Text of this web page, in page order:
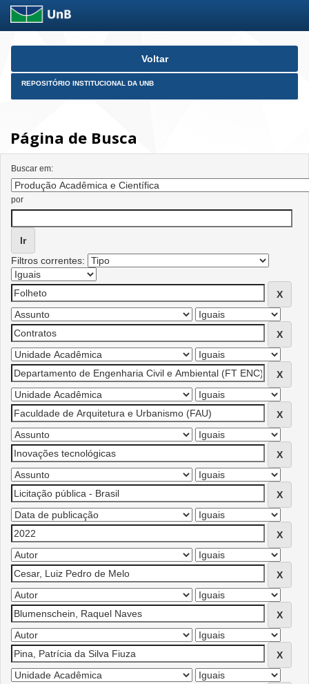
Skip
Voltar
REPOSITÓRIO INSTITUCIONAL DA UNB
Página de Busca
Buscar em:
por
Filtros correntes: